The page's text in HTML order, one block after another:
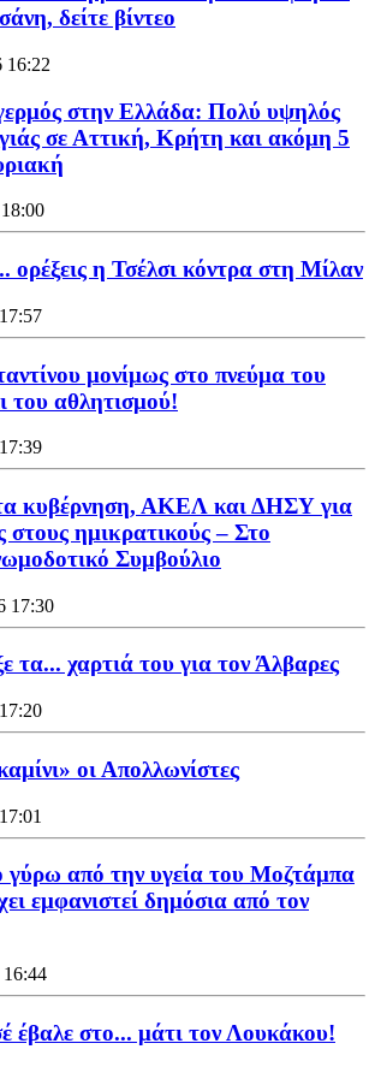
δείτε βίντεο
16:22
στην Ελλάδα: Πολύ υψηλός
σε Αττική, Κρήτη και ακόμη 5
η Τσέλσι κόντρα στη Μίλαν
μονίμως στο πνεύμα του
του αθλητισμού!
κυβέρνηση, ΑΚΕΛ και ΔΗΣΥ για
στους ημικρατικούς – Στο
Συμβούλιο
17:30
τα... χαρτιά του για τον Άλβαρες
οι Απολλωνίστες
γύρω από την υγεία του Μοζτάμπα
εμφανιστεί δημόσια από τον
έβαλε στο... μάτι τον Λουκάκου!